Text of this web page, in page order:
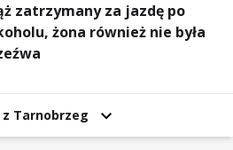
zatrzymany za jazdę po
żona również nie była
z Tarnobrzeg